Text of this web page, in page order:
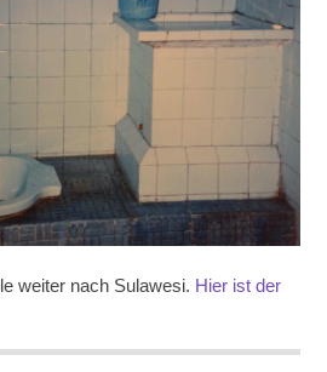
weiter nach Sulawesi. Hier ist der